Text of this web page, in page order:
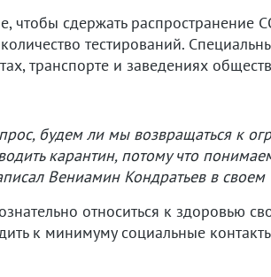
чтобы сдержать распространение
тестирований.
транспорте и заведениях
будем ли мы возвращаться к
карантин, потому что
Вениамин Кондратьев в своем
относиться к здоровью
к минимуму социальные